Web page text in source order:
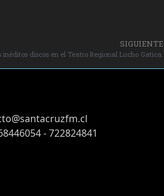
SIGUIENTE
discos en el Teatro Regional Lucho Gatica.
- 722824841